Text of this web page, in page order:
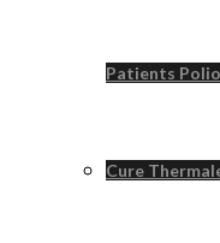
Patients
Cure